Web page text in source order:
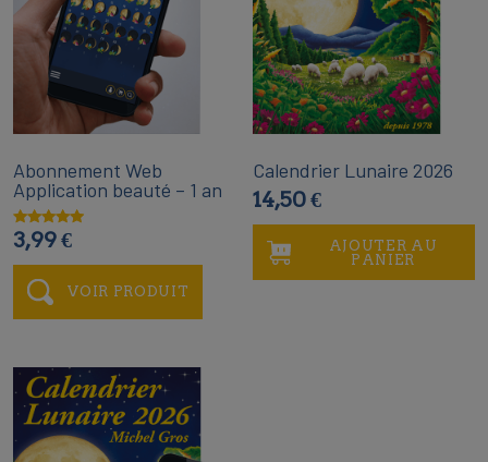
Abonnement Web
Application beauté – 1 an
Note
4.75
sur 5
3,99€
VOIR PRODUIT
Calendrier Lunaire 2026
14,50€
AJOUTER AU
PANIER